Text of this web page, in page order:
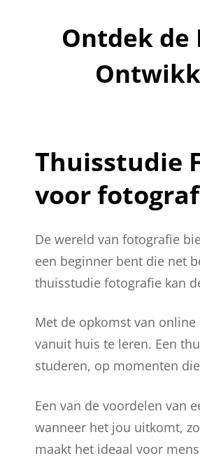
Ontdek de
Thuisstudie
voor
De wereld van fotografie
een beginner bent die net
thuisstudie fotografie kan
Met de opkomst van
vanuit huis te leren. Een
studeren, op momenten
Een van de voordelen van
wanneer het jou uitkomt,
maakt het ideaal voor